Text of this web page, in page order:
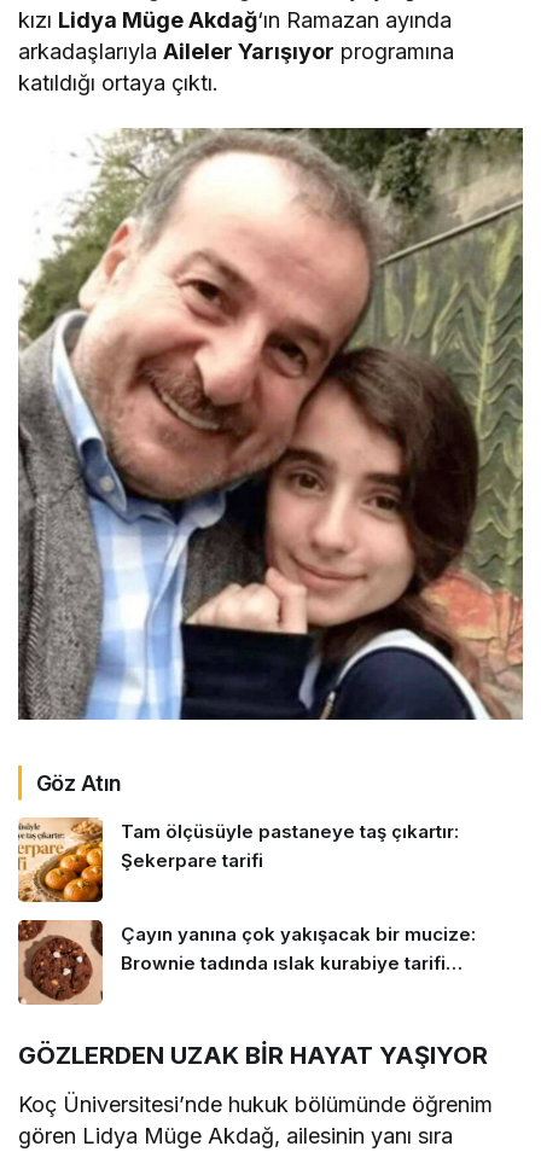
kızı Lidya Müge Akdağ‘ın Ramazan ayında
arkadaşlarıylaAileler Yarışıyor programına
katıldığı ortaya çıktı.
Göz Atın
Tam ölçüsüyle pastaneye taş çıkartır:
Şekerpare tarifi
Çayın yanına çok yakışacak bir mucize:
Brownie tadında ıslak kurabiye tarifi…
GÖZLERDEN UZAK BİR HAYAT YAŞIYOR
Koç Üniversitesi’nde hukuk bölümünde öğrenim
gören Lidya Müge Akdağ, ailesinin yanı sıra